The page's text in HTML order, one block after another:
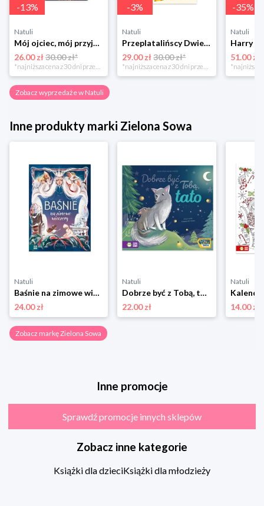
-13%
Natuli
Mój ojciec, mój przyjaciel Element
26.00 zł30.00 zł*
*najniższa cena z 30 dni przed obniżką
-3%
Natuli
Przeplatalińscy Dwie siostry
29.00 zł 30.00 zł*
*najniższa cena z 30 dni przed obniżką
-35%
Natuli
51.00 zł
Zobacz wyprzedaże w Natuli
Inne produkty marki Zielona Sowa
Natuli
Baśnie na zimowe wieczory Zielona sowa
24.00 zł
Natuli
Dobrze być z Tobą, tato Zielona sowa
22.00 zł
Natuli
14.00 zł
Zobacz markę Zielona Sowa
Inne promocje
Sprawdź promocje innych sklepów
Zobacz inne kategorie
Książki dla dzieciKsiążki dla młodzieży